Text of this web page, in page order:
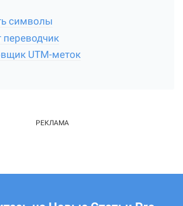
символы
переводчик
UTM-меток